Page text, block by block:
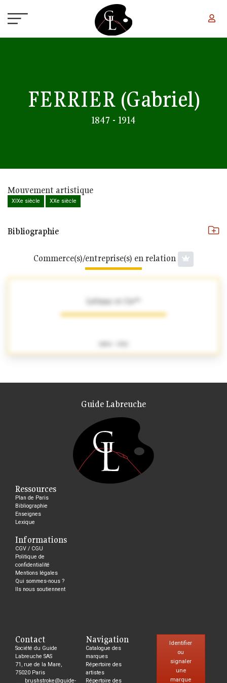
FERRIER(Gabriel)
1847 - 1914
Mouvement artistique
XIXe siècle XXe siècle
Bibliographie
Commerce(s)/entreprise(s) en relation
Lefranc et Cie**
Guide Labreuche
Ressources
Plan de Paris
Bibliographie
Enseignes
Lexique
Informations
CGV / CGU
Politique de
confidentialité
Mentions légales
Qui sommes-nous ?
Ils nous soutiennent
Contact
Société du Guide
Labreuche SAS
71, rue de la Mare,
75020 Paris
brushstroke@guide-
Navigation
Catalogue des
marques
Répertoire des
artistes
Répertoire des
Identifier
ou
signaler
une
marque